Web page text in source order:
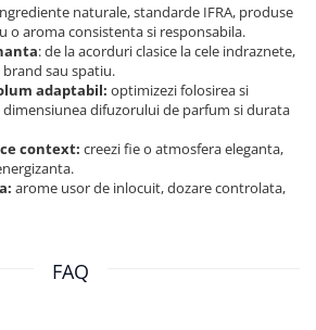
naturale, standarde IFRA, produse
o aroma consistenta si responsabila.
: de la acorduri clasice la cele indraznete,
sau spatiu.
adaptabil: optimizezi folosirea si
difuzorului de parfum si durata
context: creezi fie o atmosfera eleganta,
arome usor de inlocuit, dozare controlata,
FAQ